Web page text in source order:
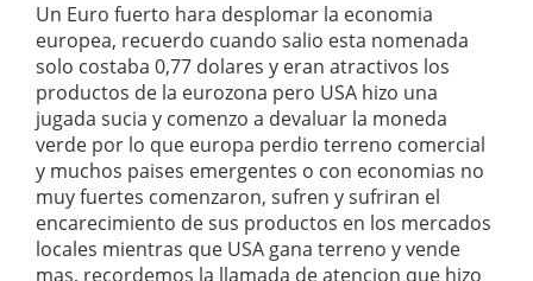
Un Euro fuerto hara desplomar la economia
europea, recuerdo cuando salio esta nomenada
solo costaba 0,77 dolares y eran atractivos los
productos de la eurozona pero USA hizo una
jugada sucia y comenzo a devaluar la moneda
verde por lo que europa perdio terreno comercial
y muchos paises emergentes o con economias no
muy fuertes comenzaron, sufren y sufriran el
encarecimiento de sus productos en los mercados
locales mientras que USA gana terreno y vende
mas, recordemos la llamada de atencion que hizo